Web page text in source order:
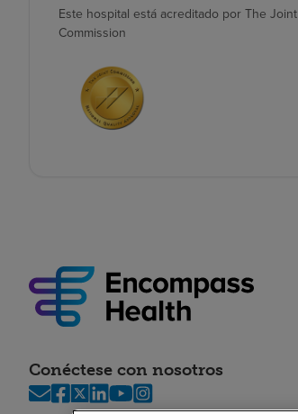
Este hospital está acreditado por The Joint
Commission
Conéctese con nosotros